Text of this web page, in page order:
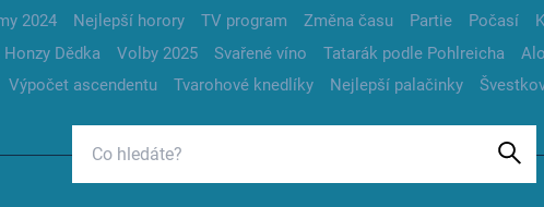
2024 Nejlepší horory TV program Změna času Partie Počasí
Honzy Dědka Volby 2025 Svařené víno Tatarák podle Pohlreicha
Výpočet ascendentu
Tvarohové knedlíky Nejlepší palačinky